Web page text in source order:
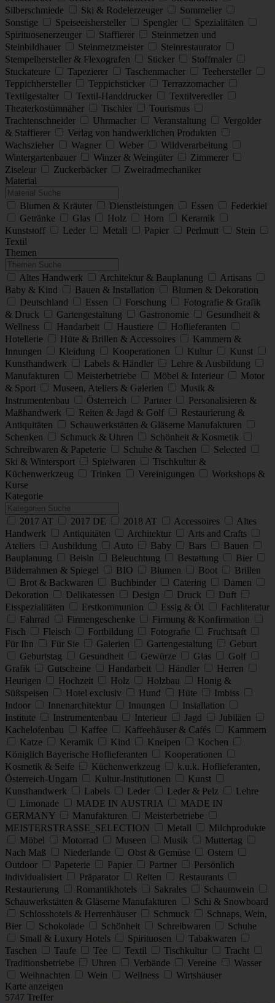
Silberschmiede
Ski & Rodelerzeuger
Sommelier
Sonstige
Speiseeishersteller Spengler
Spezialitäten
Spirituosenerzeuger
Staffierer
Steinmetzen und
Steinbildhauer
Steinmetzmeister
Steinrestaurator
Stempelhersteller & Flexografen
Sticker
Stoffmaler
Stuckateure
Tapezierer Taschenmacher
Teehersteller
Teppichhersteller
Teppichsticker
Terrazzomacher
Textilgestalter
Textil-Handdrucker
Textilveredler
Theaterkostümnäher
Tischler
Tourismus
Trachtenschneider
Uhrmacher Veranstaltung
Vergolder
& Staffierer
Verlag von handwerklichen Produkten
Wachszieher
Wagner Weber
Wildverarbeitung
Wintergartenbauer
Winzer & Weingüter
Zimmerer
Ziseleur
Zuckerbäcker
Zweiradmechaniker
Material
Blumen & Kräuter Dienstleistungen Essen
Federkiel
Getränke
Glas Holz Horn
Keramik
Kunststoff
Leder Metall Papier Perlmutt
Stein
Textil
Themen
Altes Handwerk Architektur & Bauplanung
Artisans
Baby & Kind
Bauen & Installation
Blumen & Dekoration
Deutschland
Essen Forschung
Fotografie & Grafik
& Druck
Gartengestaltung Gastronomie
Gesundheit &
Wellness
Handarbeit Haustiere
Hoflieferanten
Hotellerie
Hüte & Brillen & Accessoires
Kammern &
Innungen
Kleidung Kooperationen Kultur
Kunst
Kunsthandwerk
Labels & Händler
Lehre & Ausbildung
Manufakturen
Meisterbetriebe Möbel & Interieur
Motor
& Sport
Museen, Ateliers & Galerien
Musik &
Instrumentenbau
Österreich Partner
Personalisieren &
Maßhandwerk
Reiten & Jagd & Golf
Restaurierung &
Antiquitäten
Schauwerkstätten & Gläserne Manufakturen
Schenken
Schmuck & Uhren
Schönheit & Kosmetik
Schreibwaren & Papeterie
Schuhe & Taschen
Selected
Ski & Wintersport
Spielwaren
Tischkultur &
Küchenwerkzeug
Trinken Vereinigungen
Workshops &
Kurse
Kategorie
2017 AT 2017 DE 2018 AT Accessoires
Altes
Handwerk
Antiquitäten Architektur
Arts and Crafts
Ateliers
Ausbildung Auto Baby Bars
Bauen
Bauplanung
Beisln Beleuchtung Bestattung
Bier
Bilderrahmen & Spiegel
BIO Blumen Boot
Brillen
Brot & Backwaren
Buchbinder Catering
Damen
Dekoration
Delikatessen Design Druck
Duft
Eisspezialitäten
Erstkommunion Essig & Öl
Fachliteratur
Fahrrad
Firmengeschenke
Firmung & Konfirmation
Fisch
Fleisch Fortbildung Fotografie
Fruchtsaft
Für Ihn
Für Sie Galerien Gartengestaltung
Geburt
Geburtstag
Gesundheit Gewürze Glas
Golf
Grafik
Gutscheine Handarbeit Händler
Herren
Heurigen
Hochzeit Holz Holzbau
Honig &
Süßspeisen
Hotel exclusiv Hund Hüte
Imbiss
Indoor
Innenarchitektur Innungen
Installation
Institute
Instrumentenbau Interieur Jagd
Jubiläen
Kachelofenbau
Kaffee Kaffeehäuser & Cafés
Kammern
Katze
Keramik Kind Kneipen
Kochen
Königlich Bayerische Hoflieferanten
Kooperationen
Kosmetik & Seife
Küchenwerkzeug
k.u.k. Hoflieferanten,
Österreich-Ungarn
Kultur-Institutionen
Kunst
Kunsthandwerk
Labels Leder Leder & Pelz
Lehre
Limonade
MADE IN AUSTRIA
MADE IN
GERMANY
Manufakturen
Meisterbetriebe
MEISTERSTRASSE_SELECTION
Metall
Milchprodukte
Möbel
Motorrad Museen Musik
Muttertag
Nach Maß
Niederlande Obst & Gemüse
Ostern
Outdoor
Papeterie Papier Partner
Persönlich
individualisiert
Präparator Reiten
Restaurants
Restaurierung
Romantikhotels Sakrales
Schaumwein
Schauwerkstätten & Gläserne Manufakturen
Schi & Snowboard
Schlosshotels & Herrenhäuser
Schmuck
Schnaps, Wein,
Bier
Schokolade Schönheit Schreibwaren
Schuhe
Small & Luxury Hotels
Spirituosen
Tabakwaren
Taschen
Taufe Tee Textil Tischkultur
Tracht
Traditionsbetriebe
Uhren Verbände Vereine
Wasser
Weihnachten
Wein Wellness
Wirtshäuser
Karte anzeigen
5747 Treffer